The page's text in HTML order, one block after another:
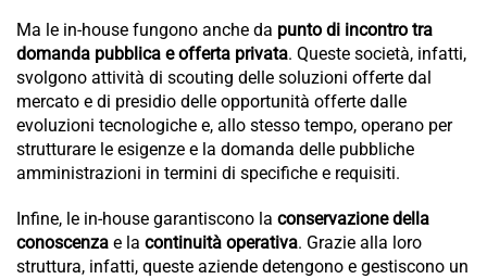
Ma le in-house fungono anche da punto di incontro tra
domanda pubblica e offerta privata. Queste società, infatti,
svolgono attività di scouting delle soluzioni offerte dal
mercato e di presidio delle opportunità offerte dalle
evoluzioni tecnologiche e, allo stesso tempo, operano per
strutturare le esigenze e la domanda delle pubbliche
amministrazioni in termini di specifiche e requisiti.
Infine, le in-house garantiscono la conservazione della
conoscenza e la continuità operativa. Grazie alla loro
struttura, infatti, queste aziende detengono e gestiscono un